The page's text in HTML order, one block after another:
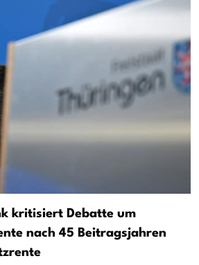
kritisiert Debatte um
nach 45 Beitragsjahren